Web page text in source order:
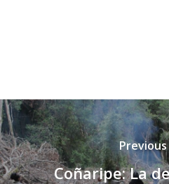
Coñaripe: La